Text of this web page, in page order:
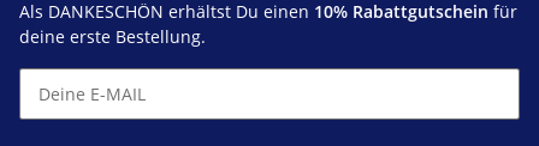
Als DANKESCHÖN erhältst Du einen 10% Rabattgutschein für
deine erste Bestellung.